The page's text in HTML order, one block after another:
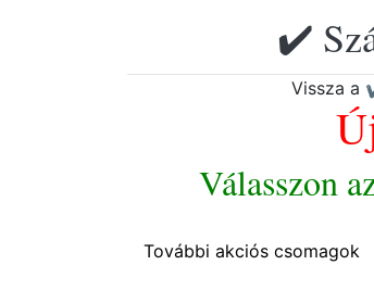
✔️
Vissza a
Válasszon
További akciós csomagok